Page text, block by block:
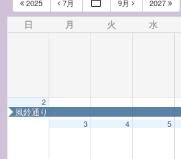
2025 7月 9月 2027
日 月 火 水
2
風鈴通り
3 4 5